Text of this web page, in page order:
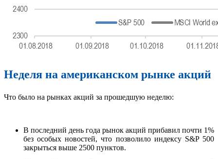
Неделя на американском рынке акций
Что было на рынках акций за прошедшую неделю:
В последний день года рынок акций прибавил почти 1%
без особых новостей, что позволило индексу S&P 500
закрыться выше 2500 пунктов.